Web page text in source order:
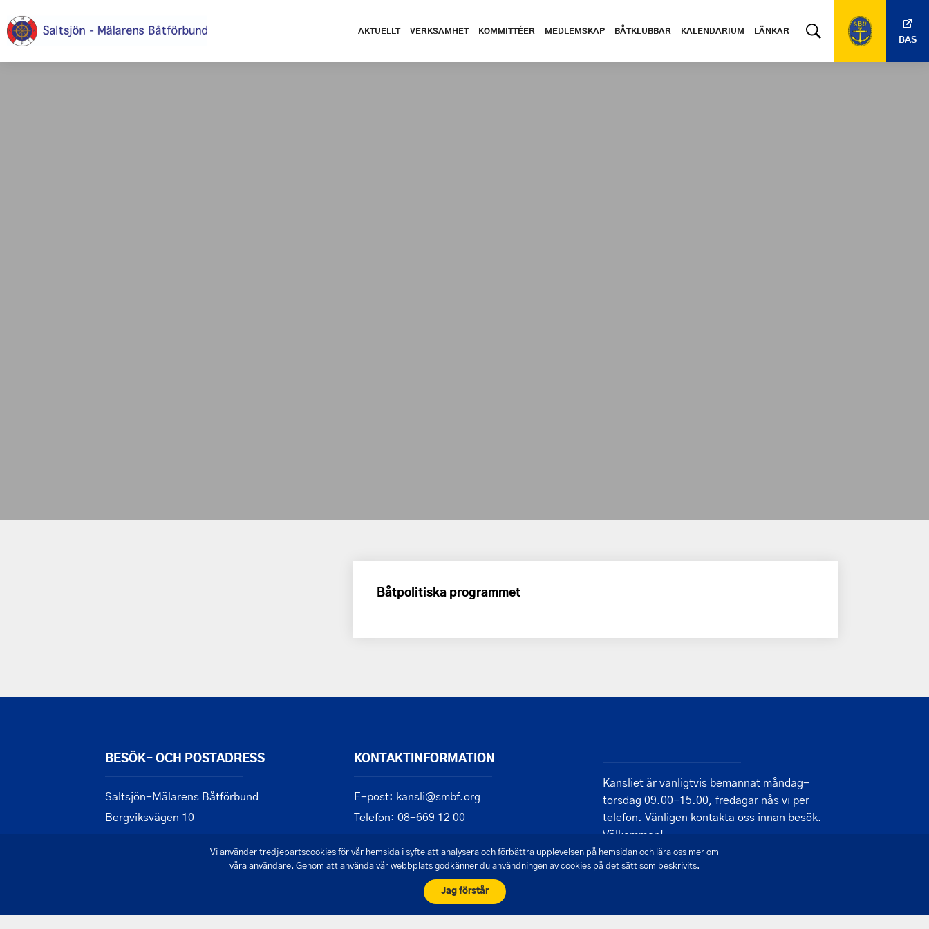
AKTUELLT VERKSAMHET KOMMITTÉER MEDLEMSKAP BÅTKLUBBAR KALENDARIUM LÄNKAR
BAS
Båtpolitiska programmet
BESÖK- OCH POSTADRESS
Saltsjön-Mälarens Båtförbund
Bergviksvägen 10
KONTAKTINFORMATION
E-post: kansli@smbf.org
Telefon: 08-669 12 00
Kansliet är vanligtvis bemannat måndag-
torsdag 09.00-15.00, fredagar nås vi per
telefon. Vänligen kontakta oss innan besök.
Välkommen!
Vi använder tredjepartscookies för vår hemsida i syfte att analysera och förbättra upplevelsen på hemsidan och lära oss mer om
våra användare. Genom att använda vår webbplats godkänner du användningen av cookies på det sätt som beskrivits.
Jag förstår